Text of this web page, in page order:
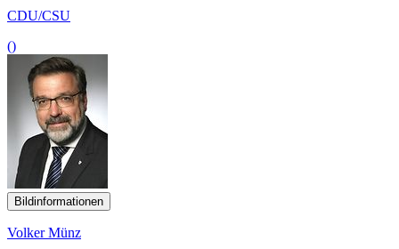
CDU/CSU
()
Bildinformationen
Volker Münz